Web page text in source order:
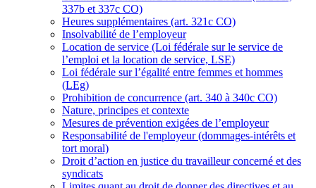
337b et 337c CO)
Heures supplémentaires (art. 321c CO)
Insolvabilité de l’employeur
Location de service (Loi fédérale sur le service de
l’emploi et la location de service, LSE)
Loi fédérale sur l’égalité entre femmes et hommes
(LEg)
Prohibition de concurrence (art. 340 à 340c CO)
Nature, principes et contexte
Mesures de prévention exigées de l’employeur
Responsabilité de l'employeur (dommages-intérêts et
tort moral)
Droit d’action en justice du travailleur concerné et des
syndicats